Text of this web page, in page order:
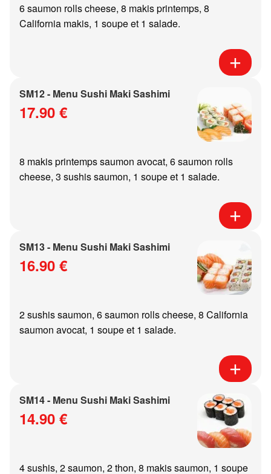
6 saumon rolls cheese, 8 makis printemps, 8
California makis, 1 soupe et 1 salade.
SM12 - Menu Sushi Maki Sashimi
17.90 €
8 makis printemps saumon avocat, 6 saumon rolls
cheese, 3 sushis saumon, 1 soupe et 1 salade.
SM13 - Menu Sushi Maki Sashimi
16.90 €
2 sushis saumon, 6 saumon rolls cheese, 8 California
saumon avocat, 1 soupe et 1 salade.
SM14 - Menu Sushi Maki Sashimi
14.90 €
4 sushis, 2 saumon, 2 thon, 8 makis saumon, 1 soupe